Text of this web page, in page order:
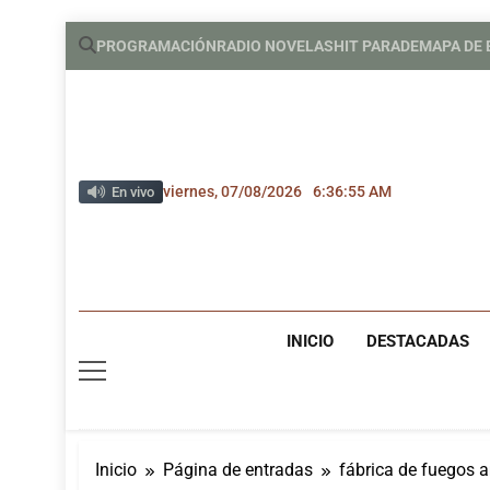
Saltar
PROGRAMACIÓNRADIO NOVELASHIT PARADEMAPA DE
En vivo viernes, 07/08/2026 6:36:55 AM
INICIO DESTACADAS
Inicio Página de entradas fábrica de fuegos